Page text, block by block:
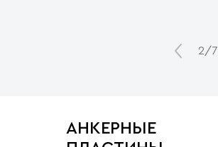
2/7
АНКЕРНЫЕ